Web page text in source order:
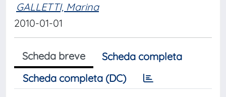
GALLETTI, Marina
2010-01-01
Scheda breve
Scheda completa
Scheda completa (DC)